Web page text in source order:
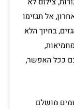
אל תגזימו
בחיוך הלא
ככל האפשר,
מושלם